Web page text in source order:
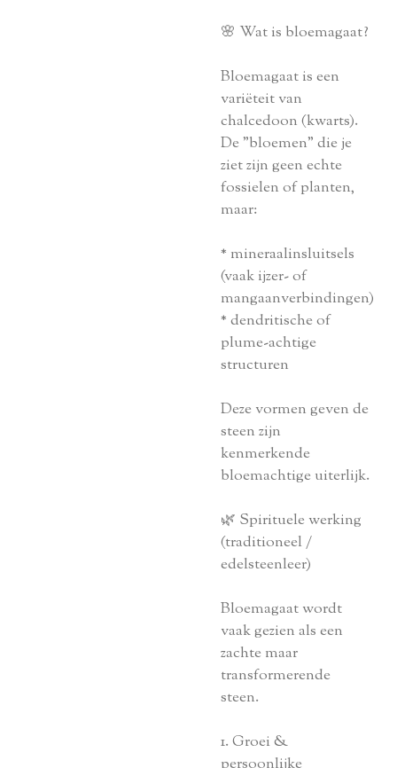
🌸 Wat is bloemagaat?
Bloemagaat is een
variëteit van
chalcedoon (kwarts).
De "bloemen" die je
ziet zijn geen echte
fossielen of planten,
maar:
* mineraalinsluitsels
(vaak ijzer- of
mangaanverbindingen)
* dendritische of
plume-achtige
structuren
Deze vormen geven de
steen zijn
kenmerkende
bloemachtige uiterlijk.
🌿 Spirituele werking
(traditioneel /
edelsteenleer)
Bloemagaat wordt
vaak gezien als een
zachte maar
transformerende
steen.
1. Groei &